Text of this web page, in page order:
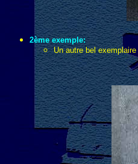
2ème exemple:
Un autre bel